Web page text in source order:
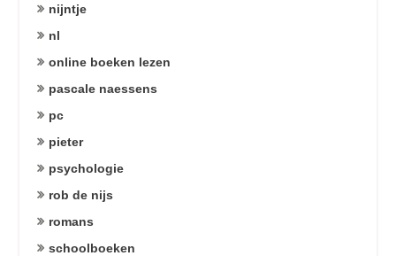
nijntje
nl
online boeken lezen
pascale naessens
pc
pieter
psychologie
rob de nijs
romans
schoolboeken